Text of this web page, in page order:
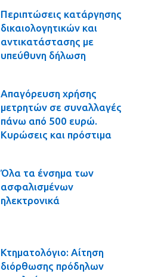
Περιπτώσεις κατάργησης
δικαιολογητικών και
αντικατάστασης με
υπεύθυνη δήλωση
Απαγόρευση χρήσης
μετρητών σε συναλλαγές
πάνω από 500 ευρώ.
Κυρώσεις και πρόστιμα
Όλα τα ένσημα των
ασφαλισμένων
ηλεκτρονικά
Κτηματολόγιο: Αίτηση
διόρθωσης πρόδηλων